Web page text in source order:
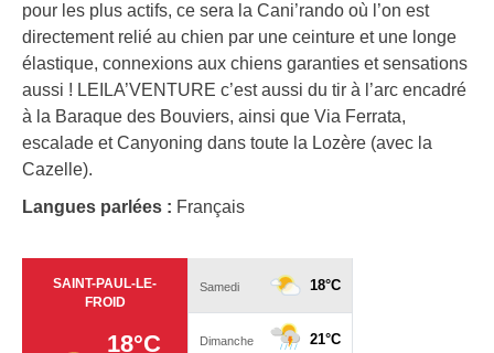
pour les plus actifs, ce sera la Cani’rando où l’on est
directement relié au chien par une ceinture et une longe
élastique, connexions aux chiens garanties et sensations
aussi ! LEILA’VENTURE c’est aussi du tir à l’arc encadré
à la Baraque des Bouviers, ainsi que Via Ferrata,
escalade et Canyoning dans toute la Lozère (avec la
Cazelle).
Langues parlées : Français